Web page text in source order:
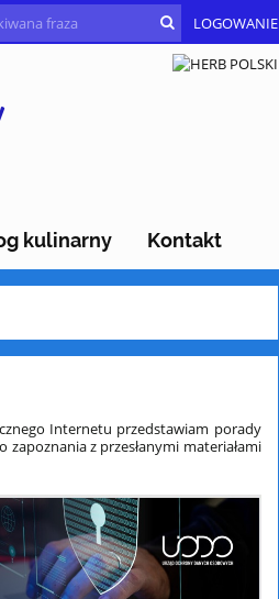
LOGOWANIE
kulinarny Kontakt
Internetu przedstawiam porady
z przesłanymi materiałami